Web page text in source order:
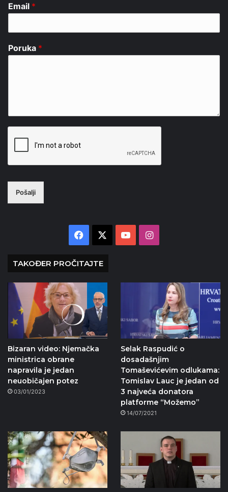
Email *
Poruka *
Pošalji
Facebook YouTubeInstagram
TAKOĐER PROČITAJTE
Bizaran video: Njemačka
ministrica obrane
napravila je jedan
neuobičajen potez
03/01/2023
Selak Raspudić o
dosadašnjim
Tomaševićevim odlukama:
Tomislav Lauc je jedan od
3 najveća donatora
platforme “Možemo”
14/07/2021